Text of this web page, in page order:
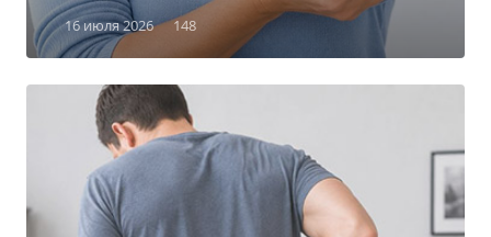
16 июля 2026 148